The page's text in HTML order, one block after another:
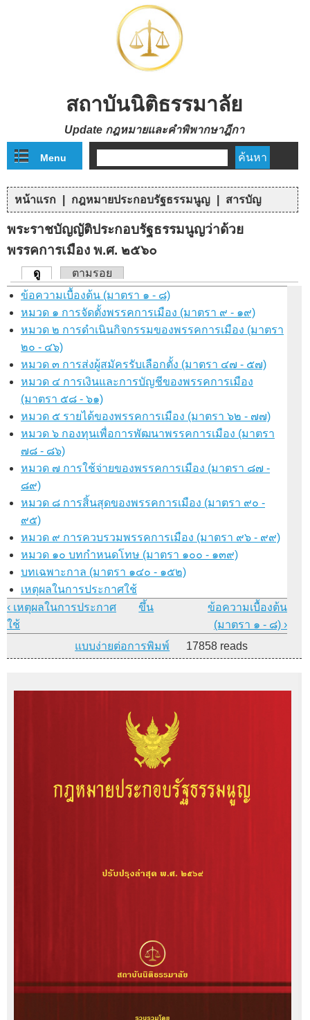
สถาบันนิติธรรมาลัย
Update กฎหมายและคำพิพากษาฎีกา
ฟอร์มค้นหา
Menu
คุณอยู่ที่นี่
หน้าแรก กฎหมายประกอบรัฐธรรมนูญ สารบัญ
พระราชบัญญัติประกอบรัฐธรรมนูญว่าด้วย
พรรคการเมือง พ.ศ. ๒๕๖๐
แท็บหลัก
ดู (แท็บปัจจุบัน)
ตามรอย
ข้อความเบื้องต้น (มาตรา ๑ - ๘)
หมวด ๑ การจัดตั้งพรรคการเมือง (มาตรา ๙ - ๑๙)
หมวด ๒ การดำเนินกิจกรรมของพรรคการเมือง (มาตรา
๒๐ - ๔๖)
หมวด ๓ การส่งผู้สมัครรับเลือกตั้ง (มาตรา ๔๗ - ๕๗)
หมวด ๔ การเงินและการบัญชีของพรรคการเมือง
(มาตรา ๕๘ - ๖๑)
หมวด ๕ รายได้ของพรรคการเมือง (มาตรา ๖๒ - ๗๗)
หมวด ๖ กองทุนเพื่อการพัฒนาพรรคการเมือง (มาตรา
๗๘ - ๘๖)
หมวด ๗ การใช้จ่ายของพรรคการเมือง (มาตรา ๘๗ -
๘๙)
หมวด ๘ การสิ้นสุดของพรรคการเมือง (มาตรา ๙๐ -
๙๕)
หมวด ๙ การควบรวมพรรคการเมือง (มาตรา ๙๖ - ๙๙)
หมวด ๑๐ บทกำหนดโทษ (มาตรา ๑๐๐ - ๑๓๙)
บทเฉพาะกาล (มาตรา ๑๔๐ - ๑๕๒)
เหตุผลในการประกาศใช้
‹ เหตุผลในการประกาศ
ใช้
ขึ้น
ข้อความเบื้องต้น
(มาตรา ๑ - ๘) ›
แบบง่ายต่อการพิมพ์
17858 reads